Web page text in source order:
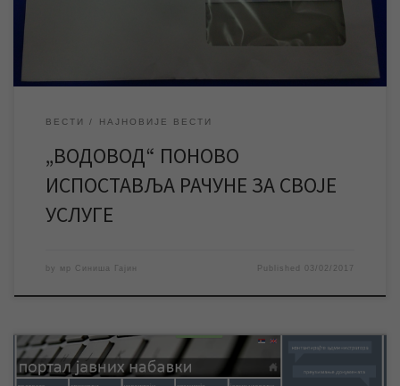
враћени јавним предузећима, која ће убудуће, свако за своје
ВЕСТИ НАЈНОВИЈЕ ВЕСТИ
„ВОДОВОД“ ПОНОВО
ИСПОСТАВЉА РАЧУНЕ ЗА СВОЈЕ
УСЛУГЕ
by мр Синиша Гајин Published 03/02/2017